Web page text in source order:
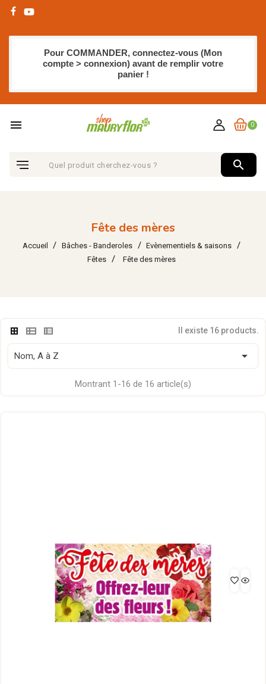
Pour COMMANDER, connectez-vous (Mon
compte > connexion) avant de remplir votre
panier !
menu 0
search
Fête des mères
Accueil Bâches - Banderoles
Evènementiels & saisons
Fêtes
Fête des mères
Il existe 16 products.
Nom, A à Z 
Montrant 1-16 de 16 article(s)